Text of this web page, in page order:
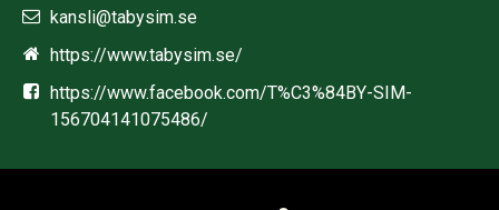
kansli@tabysim.se
https://www.tabysim.se/
https://www.facebook.com/T%C3%84BY-SIM-
156704141075486/